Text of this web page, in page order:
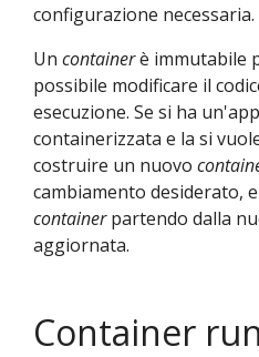
configurazione necessaria.
Un containerè immutabile
possibile modificare il
esecuzione. Se si ha
containerizzata e la si
costruire un nuovo
cambiamento desiderato,
containerpartendo dalla
aggiornata.
Container